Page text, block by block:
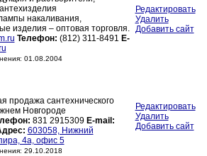
накаливания,
изделия – оптовая торговля.
Телефон: (812) 311-8491 E-
01.08.2004
Редактировать
Удалить
Добавить сайт
продажа сантехнического
Новгороде
831 2915309 E-mail:
603058, Нижний
4а, офис 5
29.10.2018
Редактировать
Удалить
Добавить сайт